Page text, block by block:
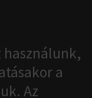
a
Az